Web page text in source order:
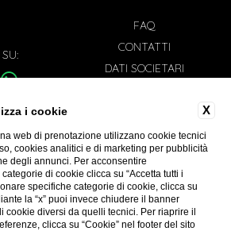
newsletter
FAQ
CONTATTI
DATI SOCIETARI
COOKIE POLICY
ACCESSIBILITÀ
WEBSITE BY BLASTNESS
X
i cookie
web di prenotazione utilizzano cookie tecnici
cookies analitici e di marketing per pubblicità
degli annunci. Per acconsentire
di cookie clicca su “Accetta tutti i
specifiche categorie di cookie, clicca su
la “x” puoi invece chiudere il banner
cookie diversi da quelli tecnici. Per riaprire il
clicca su “Cookie” nel footer del sito